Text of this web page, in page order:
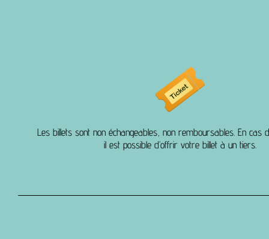
Les billets sont non échangeables, non remboursables. En cas
il est possible d’offrir votre billet à un tiers.